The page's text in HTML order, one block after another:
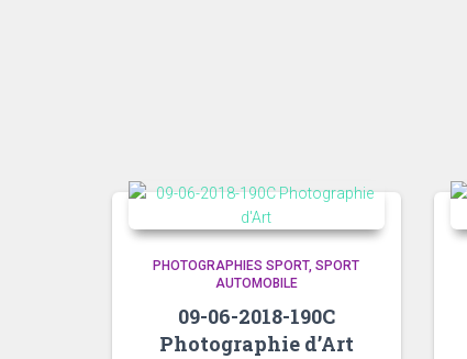
PHOTOGRAPHIES SPORT SPORT
AUTOMOBILE
09-06-2018-190C
Photographie d’Art